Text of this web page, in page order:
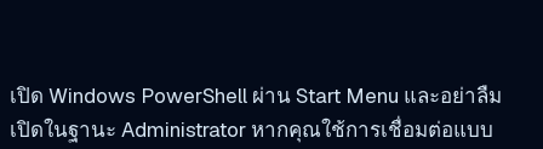
เปิด Windows PowerShell ผ่าน Start Menu และอย่าลืม
เปิดในฐานะ Administrator หากคุณใช้การเชื่อมต่อแบบ